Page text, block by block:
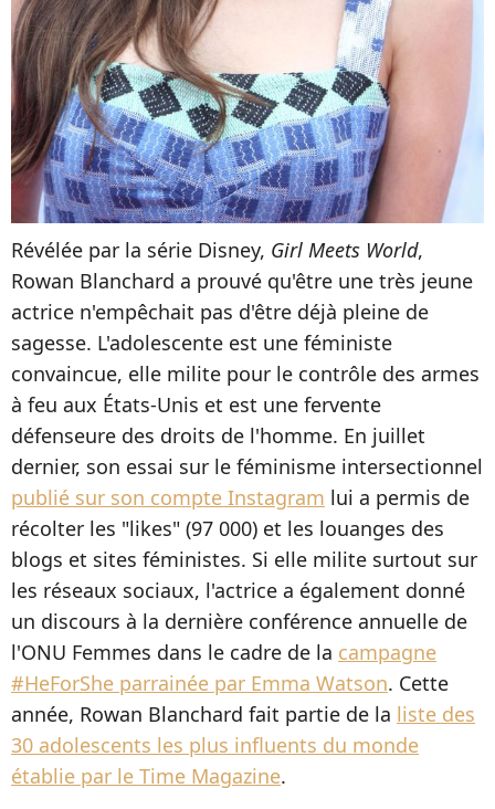
Révélée par la série Disney, Girl Meets World,
Rowan Blanchard a prouvé qu'être une très jeune
actrice n'empêchait pas d'être déjà pleine de
sagesse. L'adolescente est une féministe
convaincue, elle milite pour le contrôle des armes
à feu aux États-Unis et est une fervente
défenseure des droits de l'homme. En juillet
dernier, son essai sur le féminisme intersectionnel
publié sur son compte Instagram lui a permis de
récolter les "likes" (97 000) et les louanges des
blogs et sites féministes. Si elle milite surtout sur
les réseaux sociaux, l'actrice a également donné
un discours à la dernière conférence annuelle de
l'ONU Femmes dans le cadre de la campagne
#HeForShe parrainée par Emma Watson. Cette
année, Rowan Blanchard fait partie de la liste des
30 adolescents les plus influents du monde
établie par le Time Magazine.